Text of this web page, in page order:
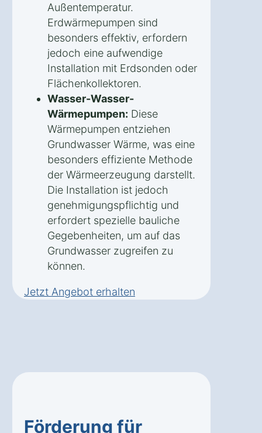
Außentemperatur.
Erdwärmepumpen sind
besonders effektiv, erfordern
jedoch eine aufwendige
Installation mit Erdsonden oder
Flächenkollektoren.
Wasser-Wasser-
Wärmepumpen: Diese
Wärmepumpen entziehen
Grundwasser Wärme, was eine
besonders effiziente Methode
der Wärmeerzeugung darstellt.
Die Installation ist jedoch
genehmigungspflichtig und
erfordert spezielle bauliche
Gegebenheiten, um auf das
Grundwasser zugreifen zu
können.
Jetzt Angebot erhalten
Förderung für